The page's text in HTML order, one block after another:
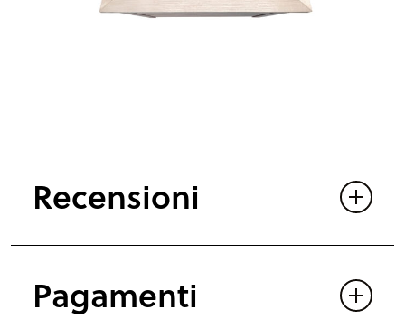
Recensioni
Pagamenti